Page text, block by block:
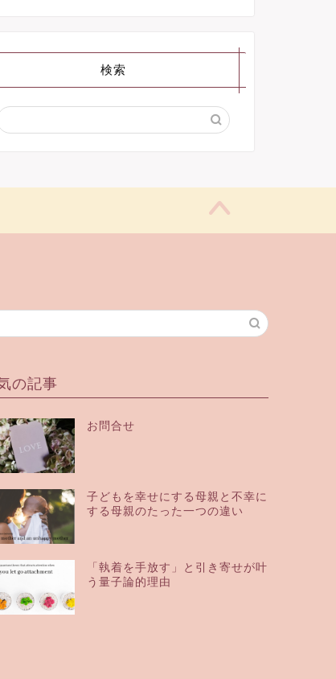
検索
の記事
お問合せ
子どもを幸せにする母親と不幸に
する母親のたった一つの違い
「執着を手放す」と引き寄せが叶
う量子論的理由